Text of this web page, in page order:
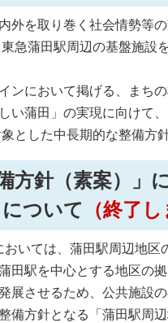
を取り巻く社会情勢等
急蒲田駅周辺の基盤施設
において掲げる、まち
い蒲田」の実現に向けて
とした中長期的な整備方
方針（素案）」
ついて
（終了
いては、蒲田駅周辺地区
田駅を中心とする地区の
展させるため、公共施設
備方針となる「蒲田駅周